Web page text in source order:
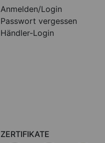
Anmelden/Login
Passwort vergessen
Händler-Login
ZERTIFIKATE